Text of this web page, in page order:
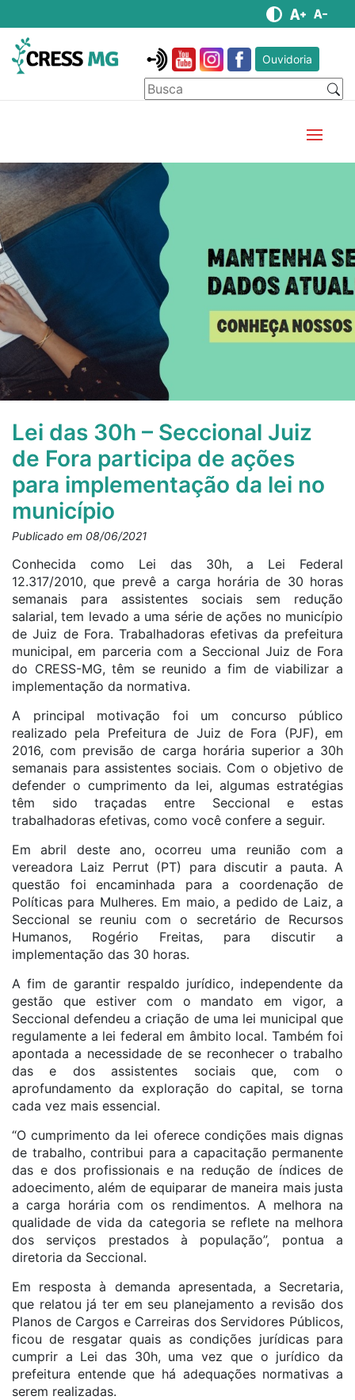
Ouvidoria
Lei das 30h – Seccional Juiz
de Fora participa de ações
para implementação da lei no
município
Publicado em 08/06/2021
Conhecida como Lei das 30h, a Lei Federal
12.317/2010, que prevê a carga horária de 30 horas
semanais para assistentes sociais sem redução
salarial, tem levado a uma série de ações no município
de Juiz de Fora. Trabalhadoras efetivas da prefeitura
municipal, em parceria com a Seccional Juiz de Fora
do CRESS-MG, têm se reunido a fim de viabilizar a
implementação da normativa.
A principal motivação foi um concurso público
realizado pela Prefeitura de Juiz de Fora (PJF), em
2016, com previsão de carga horária superior a 30h
semanais para assistentes sociais. Com o objetivo de
defender o cumprimento da lei, algumas estratégias
têm sido traçadas entre Seccional e estas
trabalhadoras efetivas, como você confere a seguir.
Em abril deste ano, ocorreu uma reunião com a
vereadora Laiz Perrut (PT) para discutir a pauta. A
questão foi encaminhada para a coordenação de
Políticas para Mulheres. Em maio, a pedido de Laiz, a
Seccional se reuniu com o secretário de Recursos
Humanos, Rogério Freitas, para discutir a
implementação das 30 horas.
A fim de garantir respaldo jurídico, independente da
gestão que estiver com o mandato em vigor, a
Seccional defendeu a criação de uma lei municipal que
regulamente a lei federal em âmbito local. Também foi
apontada a necessidade de se reconhecer o trabalho
das e dos assistentes sociais que, com o
aprofundamento da exploração do capital, se torna
cada vez mais essencial.
“O cumprimento da lei oferece condições mais dignas
de trabalho, contribui para a capacitação permanente
das e dos profissionais e na redução de índices de
adoecimento, além de equiparar de maneira mais justa
a carga horária com os rendimentos. A melhora na
qualidade de vida da categoria se reflete na melhora
dos serviços prestados à população”, pontua a
diretoria da Seccional.
Em resposta à demanda apresentada, a Secretaria,
que relatou já ter em seu planejamento a revisão dos
Planos de Cargos e Carreiras dos Servidores Públicos,
ficou de resgatar quais as condições jurídicas para
cumprir a Lei das 30h, uma vez que o jurídico da
prefeitura entende que há adequações normativas a
serem realizadas.